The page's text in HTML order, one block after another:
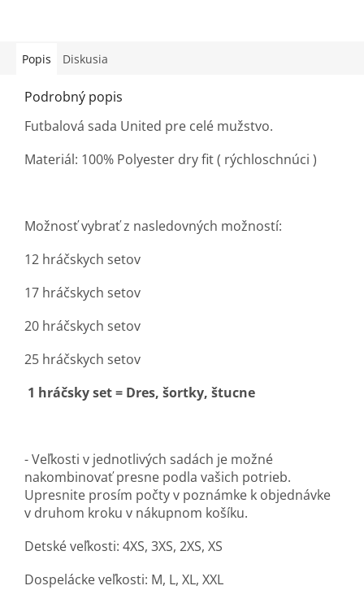
Popis Diskusia
Podrobný popis
Futbalová sada United pre celé mužstvo.
Materiál: 100% Polyester dry fit ( rýchloschnúci )
Možnosť vybrať z nasledovných možností:
12 hráčskych setov
17 hráčskych setov
20 hráčskych setov
25 hráčskych setov
1 hráčsky set = Dres, šortky, štucne
- Veľkosti v jednotlivých sadách je možné
nakombinovať presne podla vašich potrieb.
Upresnite prosím počty v poznámke k objednávke
v druhom kroku v nákupnom košíku.
Detské veľkosti: 4XS, 3XS, 2XS, XS
Dospelácke veľkosti: M, L, XL, XXL